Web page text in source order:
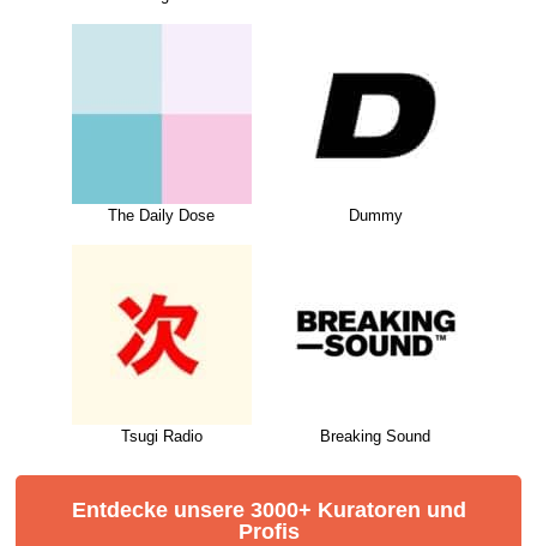
The Daily Dose Dummy
Tsugi Radio Breaking Sound
Entdecke unsere 3000+ Kuratoren und
Profis